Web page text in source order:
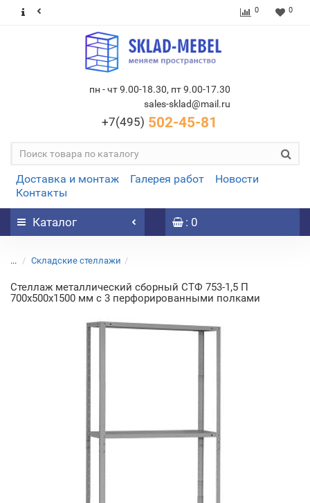
0 0
пн - чт 9.00-18.30, пт 9.00-17.30
sales-sklad@mail.ru
+7(495) 502-45-81
Доставка и монтаж Галерея работ
Новости
Контакты
Каталог : 0
... Складские стеллажи
Стеллаж металлический сборный СТФ 753-1,5 П
700х500х1500 мм с 3 перфорированными полками